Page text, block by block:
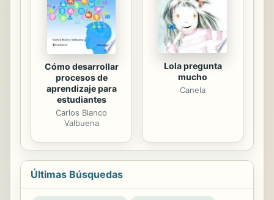
Cómo desarrollar
procesos de
aprendizaje para
estudiantes
Carlos Blanco
Valbuena
Lola pregunta
mucho
Canela
Últimas Búsquedas